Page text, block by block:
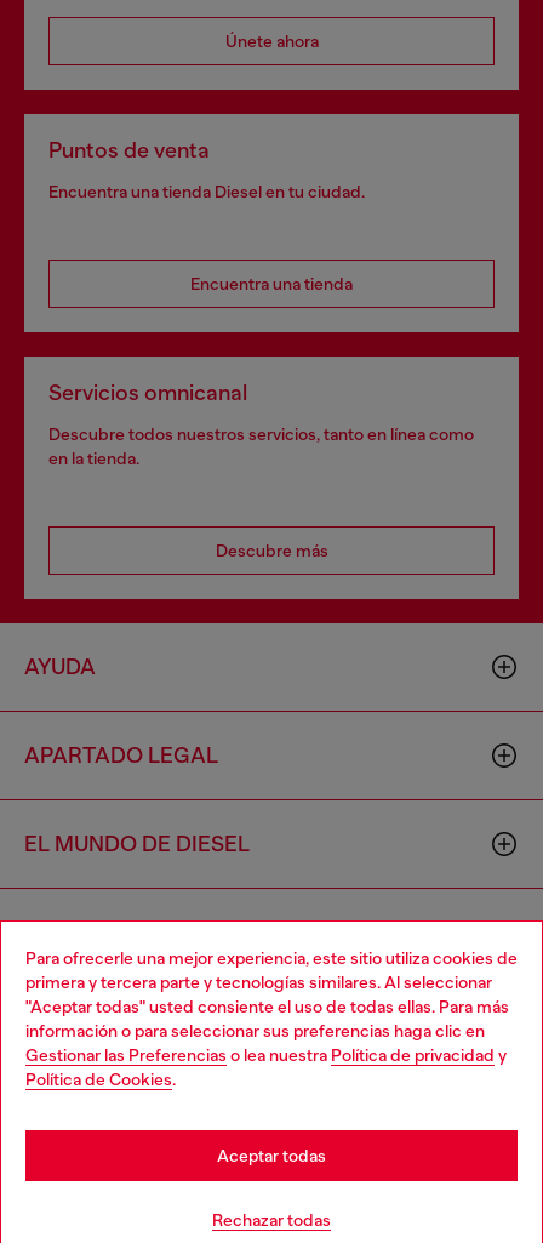
Para ofrecerle una mejor experiencia, este sitio utiliza cookies de
primera y tercera parte y tecnologías similares. Al seleccionar
"Aceptar todas" usted consiente el uso de todas ellas. Para más
información o para seleccionar sus preferencias haga clic en
Gestionar las Preferencias o lea nuestra Política de privacidad y
Política de Cookies.
Rechazar todas
Aceptar todas
Únete ahora
Puntos de venta
Encuentra una tienda Diesel en tu ciudad.
Encuentra una tienda
Servicios omnicanal
Descubre todos nuestros servicios, tanto en línea como
en la tienda.
Descubre más
AYUDA
APARTADO LEGAL
EL MUNDO DE DIESEL
VAT 00642650246 -v10.9.10
Country: MX Language: ES
Choose your location
You are currently browsing México website, but it seems you
may be based in United States